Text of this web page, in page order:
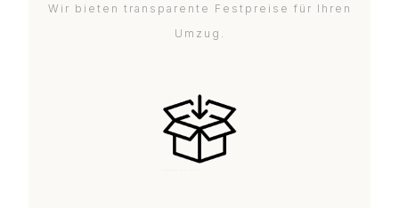
Wir bieten transparente Festpreise für Ihren
Umzug.